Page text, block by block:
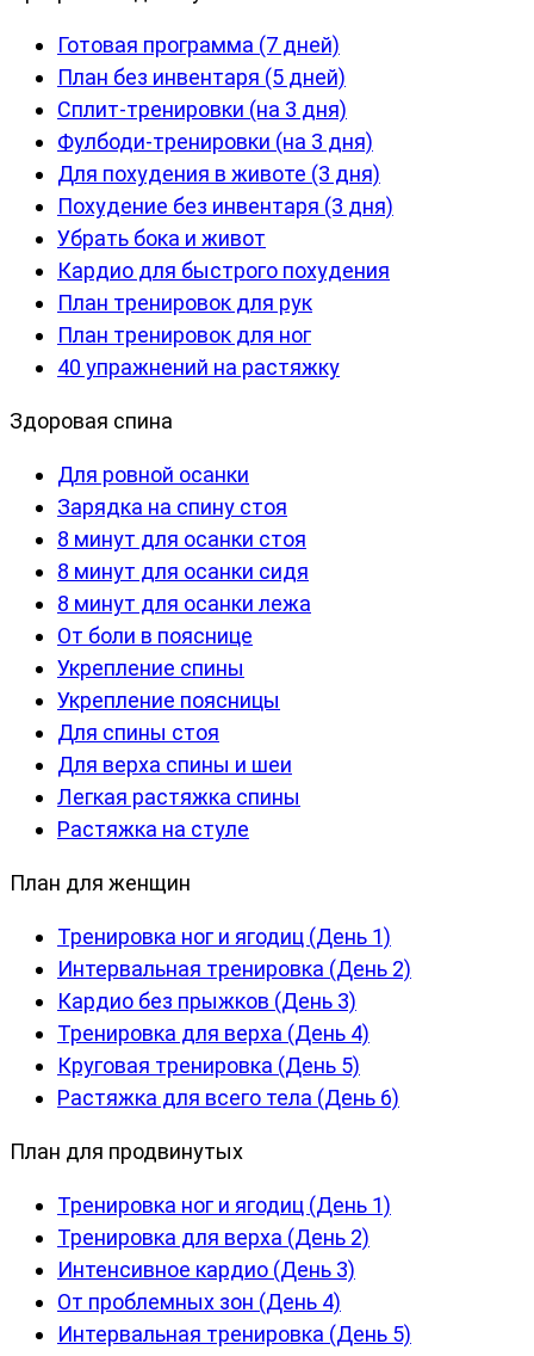
Готовая программа (7 дней)
План без инвентаря (5 дней)
Сплит-тренировки (на 3 дня)
Фулбоди-тренировки (на 3 дня)
Для похудения в животе (3 дня)
Похудение без инвентаря (3 дня)
Убрать бока и живот
Кардио для быстрого похудения
План тренировок для рук
План тренировок для ног
40 упражнений на растяжку
Здоровая спина
Для ровной осанки
Зарядка на спину стоя
8 минут для осанки стоя
8 минут для осанки сидя
8 минут для осанки лежа
От боли в пояснице
Укрепление спины
Укрепление поясницы
Для спины стоя
Для верха спины и шеи
Легкая растяжка спины
Растяжка на стуле
План для женщин
Тренировка ног и ягодиц (День 1)
Интервальная тренировка (День 2)
Кардио без прыжков (День 3)
Тренировка для верха (День 4)
Круговая тренировка (День 5)
Растяжка для всего тела (День 6)
План для продвинутых
Тренировка ног и ягодиц (День 1)
Тренировка для верха (День 2)
Интенсивное кардио (День 3)
От проблемных зон (День 4)
Интервальная тренировка (День 5)